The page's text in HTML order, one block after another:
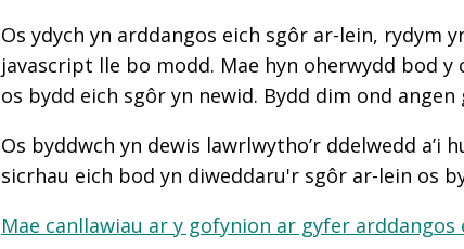
Os ydych yn arddangos eich sgôr ar-lein, rydym
javascript lle bo modd. Mae hyn oherwydd bod
os bydd eich sgôr yn newid. Bydd dim ond
Os byddwch yn dewis lawrlwytho’r ddelwedd a’i
sicrhau eich bod yn diweddaru'r sgôr ar-lein os
Mae canllawiau ar y gofynion ar gyfer